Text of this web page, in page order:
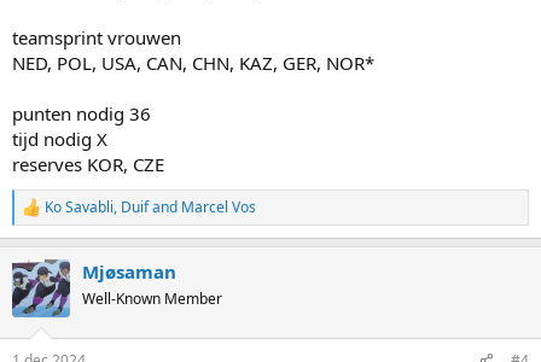
teamsprint vrouwen
NED, POL, USA, CAN, CHN, KAZ, GER, NOR*
punten nodig 36
tijd nodig X
reserves KOR, CZE
R
e
c
t
i
Ko Savabli, Duifand Marcel Vos
Mjøsaman
Well-Known Member